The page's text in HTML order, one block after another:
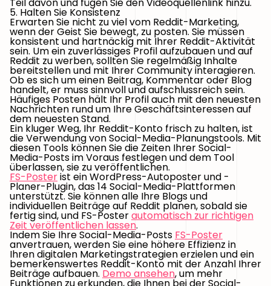
5. Halten Sie Konsistenz
Erwarten Sie nicht zu viel vom Reddit-Marketing,
wenn der Geist Sie bewegt, zu posten. Sie müssen
konsistent und hartnäckig mit Ihrer Reddit-Aktivität
sein. Um ein zuverlässiges Profil aufzubauen und auf
Reddit zu werben, sollten Sie regelmäßig Inhalte
bereitstellen und mit Ihrer Community interagieren.
Ob es sich um einen Beitrag, Kommentar oder Blog
handelt, er muss sinnvoll und aufschlussreich sein.
Häufiges Posten hält Ihr Profil auch mit den neuesten
Nachrichten rund um Ihre Geschäftsinteressen auf
dem neuesten Stand.
Ein kluger Weg, Ihr Reddit-Konto frisch zu halten, ist
die Verwendung von Social-Media-Planungstools. Mit
diesen Tools können Sie die Zeiten Ihrer Social-
Media-Posts im Voraus festlegen und dem Tool
überlassen, sie zu veröffentlichen.
FS-Posterist ein WordPress-Autoposter und -
Planer-Plugin, das 14 Social-Media-Plattformen
unterstützt. Sie können alle Ihre Blogs und
individuellen Beiträge auf Reddit planen, sobald sie
fertig sind, und FS-Posterautomatisch zur richtigen
Zeit veröffentlichen lassen.
Indem Sie Ihre Social-Media-Posts FS-Poster
anvertrauen, werden Sie eine höhere Effizienz in
Ihren digitalen Marketingstrategien erzielen und ein
bemerkenswertes Reddit-Konto mit der Anzahl Ihrer
Beiträge aufbauen. Demo ansehen, um mehr